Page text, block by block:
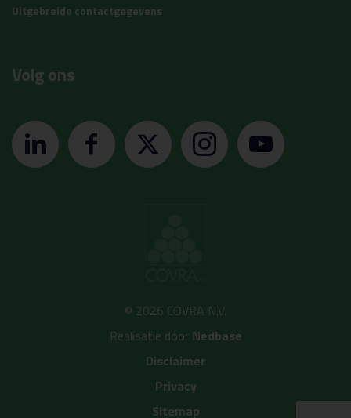
Uitgebreide contactgegevens
Volg ons
© 2026 COVRA N.V.
Realisatie door Nedbase
Disclaimer
Privacy
Sitemap